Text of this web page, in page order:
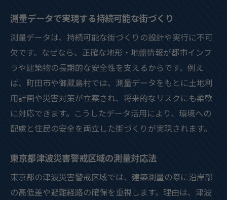
測量データで実現する持続可能な街づくり
測量データは、持続可能な街づくりの設計や実行に不可
欠です。なぜなら、正確な地形・地盤情報が都市インフ
ラや建築物の長期的な安全性を支えるからです。例え
ば、町田市や御蔵島村では、測量データをもとに土地利
用計画や災害対策が立案され、将来的なリスクにも柔軟
に対応できます。こうしたデータ活用により、環境への
配慮と住民の安全を両立した街づくりが実現されます。
東京都津波災害警戒区域の測量対応法
東京都の津波災害警戒区域では、建築測量の際に沿岸部
の高低差や避難経路の確保を重視します。理由は、津波